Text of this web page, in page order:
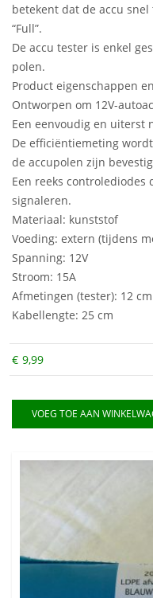
betekent dat de accu
“Full”.
De accu tester is enkel
polen.
Product eigenschappen
Ontworpen om 12V-
Een eenvoudig en
De efficiëntiemeting
de accupolen zijn
Een reeks
signaleren.
Materiaal: kunststof
Voeding: extern (tijdens
Spanning: 12V
Stroom: 15A
Afmetingen (tester): 12
Kabellengte: 25 cm
€ 9,99
VOEG TOE AAN